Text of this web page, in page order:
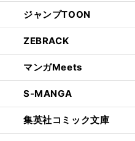
ジャンプTOON
ZEBRACK
マンガMeets
S-MANGA
集英社コミック文庫